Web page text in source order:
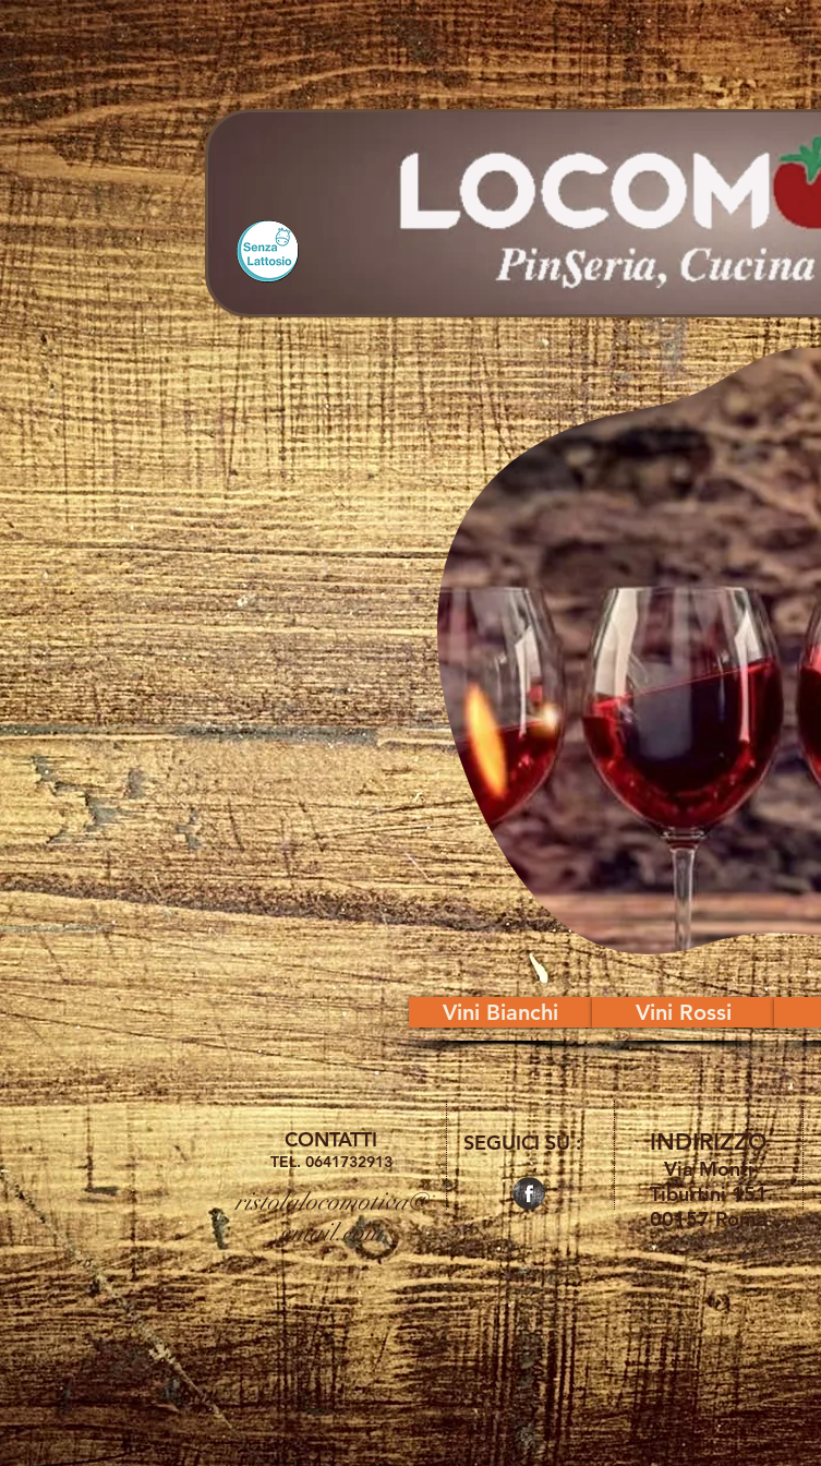
Vini Bianchi Vini Rossi
CONTATTI
TEL. 0641732913
ristolalocomotiva@
gmail.com
SEGUICI SU : INDIRIZZO
Via Monti
Tiburtini 151
00157 Roma